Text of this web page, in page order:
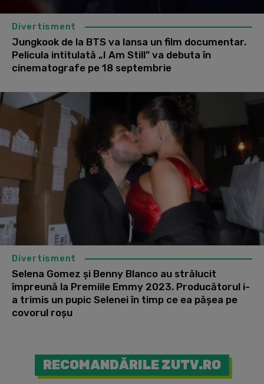
Divertisment
Jungkook de la BTS va lansa un film documentar.
Pelicula intitulată „I Am Still” va debuta în
cinematografe pe 18 septembrie
Divertisment
Selena Gomez și Benny Blanco au strălucit
împreună la Premiile Emmy 2023. Producătorul i-
a trimis un pupic Selenei în timp ce ea pășea pe
covorul roșu
RECOMANDĂRILE ZUTV.RO